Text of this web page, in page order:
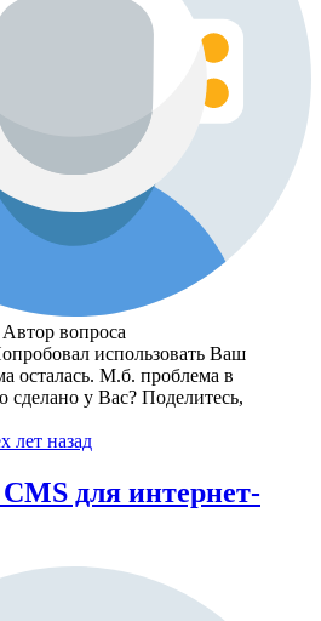
Автор вопроса
использовать Ваш
осталась. М.б. проблема в
сделано у Вас? Поделитесь,
лет назад
для интернет-